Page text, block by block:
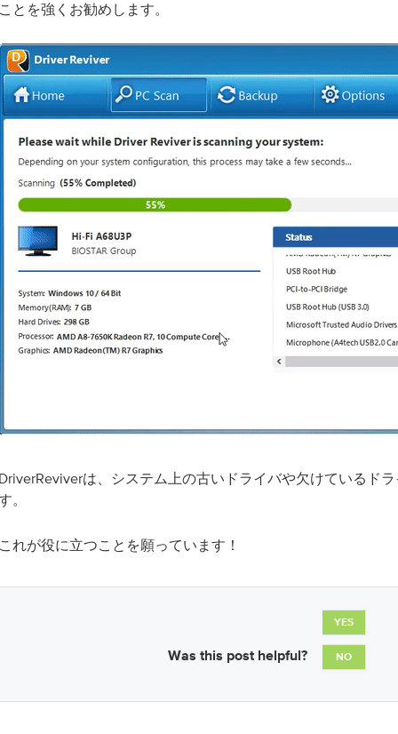
とを強くお勧めします。
は、システム上の古いドライバや欠けているド
。
れが役に立つことを願っています！
Was this post helpful?
YES
NO